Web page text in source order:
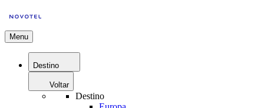
Menu
Destino
Voltar
Destino